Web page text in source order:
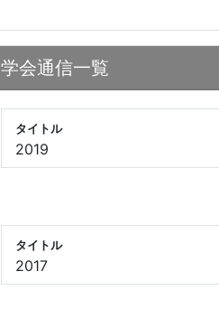
学会通信一覧
タイトル
2019
タイトル
2017